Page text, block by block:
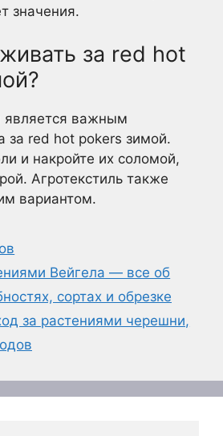
значения.
за red hot
важным
за red hot pokers зимой.
и накройте их соломой,
Агротекстиль также
вариантом.
Вейгела — все об
сортах и обрезке
за растениями черешни,